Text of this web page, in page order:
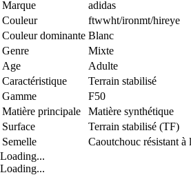
Marque
adidas
Couleur
ftwwht/ironmt/hireye
Couleur dominante Blanc
Genre
Mixte
Age
Adulte
Caractéristique
Terrain stabilisé
Gamme
F50
Matière principale
Matière synthétique
Surface
Terrain stabilisé (TF)
Semelle
Caoutchouc résistant à
Loading...
Loading...